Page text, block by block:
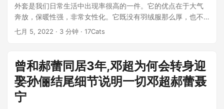
外套是我们日常生活中出现率很高的一件。它的优点在于大气
奔放，保暖性强，非常女性化。它既没有羽绒服那么厚，也不
冷，所以深受时尚女性的喜爱。然而...
七月 5, 2022 · 3 分钟 · 17Cats
曾和郝蕾同居3年,邓超为何会转身迎
娶孙俪结尾细节说明一切邓超郝蕾聂
宁